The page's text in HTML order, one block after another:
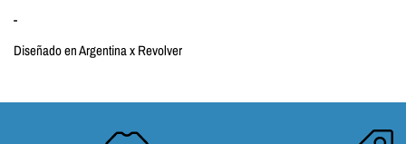
-
Diseñado en Argentina x Revolver